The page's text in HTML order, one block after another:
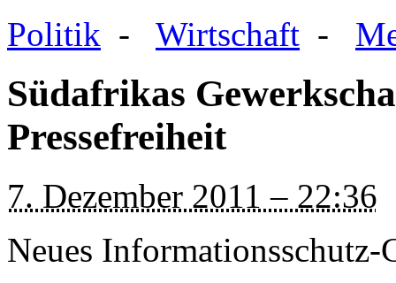
Politik - Wirtschaft -
Südafrikas
Pressefreiheit
7. Dezember 2011 – 22:36
Neues